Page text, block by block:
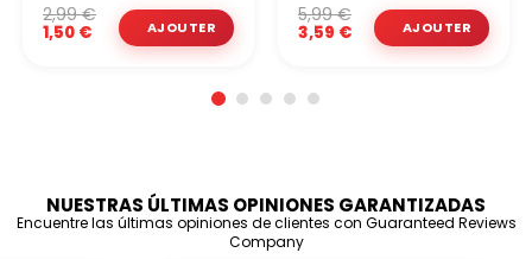
1,50 €
2,99 €
3,59 €
5,99 €
NUESTRAS ÚLTIMAS OPINIONES GARANTIZADAS
Encuentre las últimas opiniones de clientes con Guaranteed Reviews
Company